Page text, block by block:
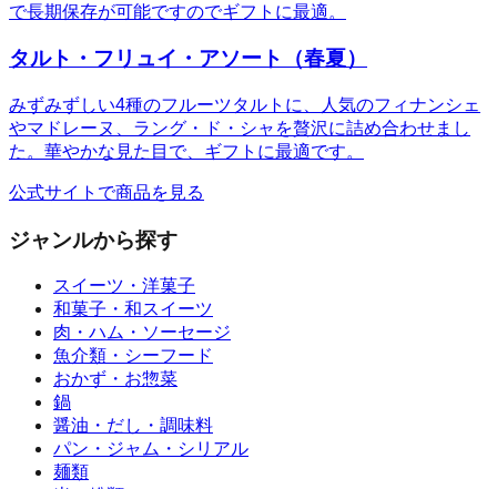
で長期保存が可能ですのでギフトに最適。
タルト・フリュイ・アソート（春夏）
みずみずしい4種のフルーツタルトに、人気のフィナンシェ
やマドレーヌ、ラング・ド・シャを贅沢に詰め合わせまし
た。華やかな見た目で、ギフトに最適です。
公式サイトで商品を見る
ジャンルから探す
スイーツ・洋菓子
和菓子・和スイーツ
肉・ハム・ソーセージ
魚介類・シーフード
おかず・お惣菜
鍋
醤油・だし・調味料
パン・ジャム・シリアル
麺類